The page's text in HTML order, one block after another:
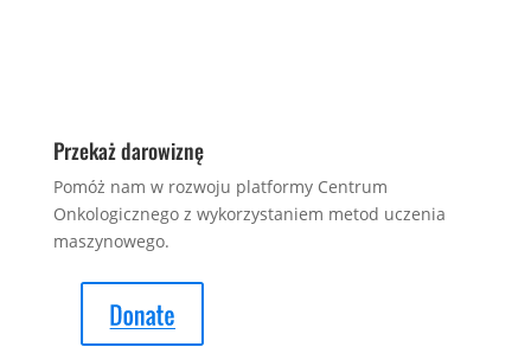
Przekaż darowiznę
Pomóż nam w rozwoju platformy Centrum
Onkologicznego z wykorzystaniem metod uczenia
maszynowego.